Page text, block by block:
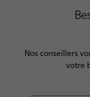
Nos conseillers
votre